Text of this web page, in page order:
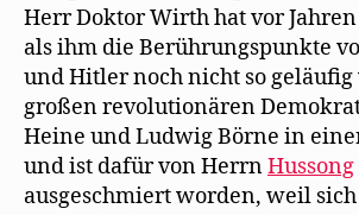
Herr Doktor Wirth hat vor
als ihm die Berührungspunkte
und Hitler noch nicht so
großen revolutionären
Heine und Ludwig Börne in
und ist dafür von HerrnHussong
ausgeschmiert worden, weil